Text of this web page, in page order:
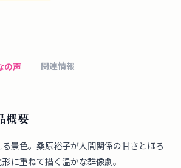
の声 関連情報
概要
景色。桑原裕子が人間関係の甘さとほろ
に重ねて描く温かな群像劇。